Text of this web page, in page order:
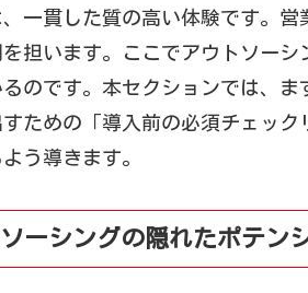
一貫した質の高い体験です。
担います。ここでアウトソー
のです。本セクションでは、
ための「導入前の必須チェッ
う導きます。
ーシングの隠れたポテン